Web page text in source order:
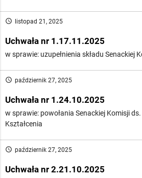
access_time listopad 21, 2025
Uchwała nr 1.17.11.2025
w sprawie: uzupełnienia składu Senackiej
access_time październik 27, 2025
Uchwała nr 1.24.10.2025
w sprawie: powołania Senackiej Komisji
Kształcenia
access_time październik 27, 2025
Uchwała nr 2.21.10.2025